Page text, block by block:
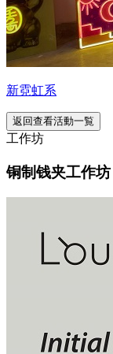
新霓虹系
返回查看活動一覧
工作坊
铜制钱夹工作坊